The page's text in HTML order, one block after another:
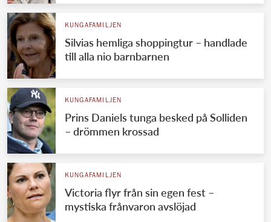
KUNGAFAMILJEN
Silvias hemliga shoppingtur – handlade
till alla nio barnbarnen
KUNGAFAMILJEN
Prins Daniels tunga besked på Solliden
– drömmen krossad
KUNGAFAMILJEN
Victoria flyr från sin egen fest –
mystiska frånvaron avslöjad